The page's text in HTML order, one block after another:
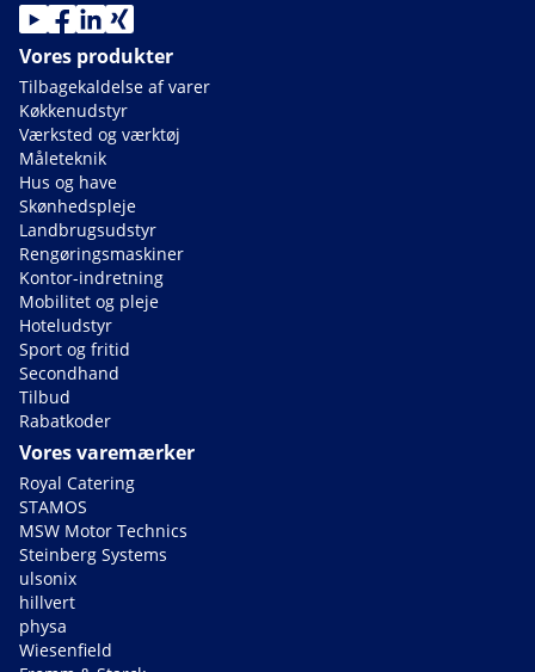
Vores produkter
Tilbagekaldelse af varer
Køkkenudstyr
Værksted og værktøj
Måleteknik
Hus og have
Skønhedspleje
Landbrugsudstyr
Rengøringsmaskiner
Kontor-indretning
Mobilitet og pleje
Hoteludstyr
Sport og fritid
Secondhand
Tilbud
Rabatkoder
Vores varemærker
Royal Catering
STAMOS
MSW Motor Technics
Steinberg Systems
ulsonix
hillvert
physa
Wiesenfield